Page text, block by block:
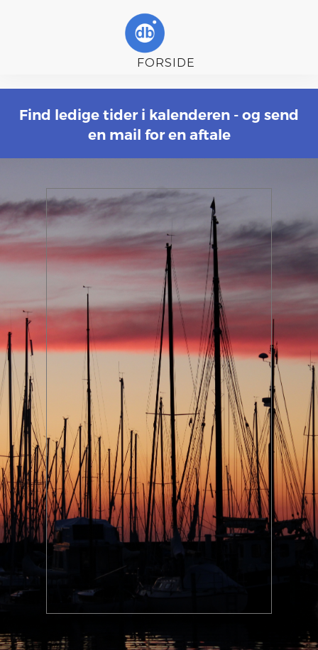
FORSIDE
KALENDER
OM
Find ledige tider i kalenderen - og send
en mail for en aftale